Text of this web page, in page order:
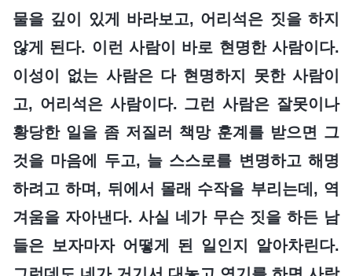
물을 깊이 있게 바라보고, 어리석은 짓을 하지
않게 된다. 이런 사람이 바로 현명한 사람이다.
이성이 없는 사람은 다 현명하지 못한 사람이
고, 어리석은 사람이다. 그런 사람은 잘못이나
황당한 일을 좀 저질러 책망 훈계를 받으면 그
것을 마음에 두고, 늘 스스로를 변명하고 해명
하려고 하며, 뒤에서 몰래 수작을 부리는데, 역
겨움을 자아낸다. 사실 네가 무슨 짓을 하든 남
들은 보자마자 어떻게 된 일인지 알아차린다.